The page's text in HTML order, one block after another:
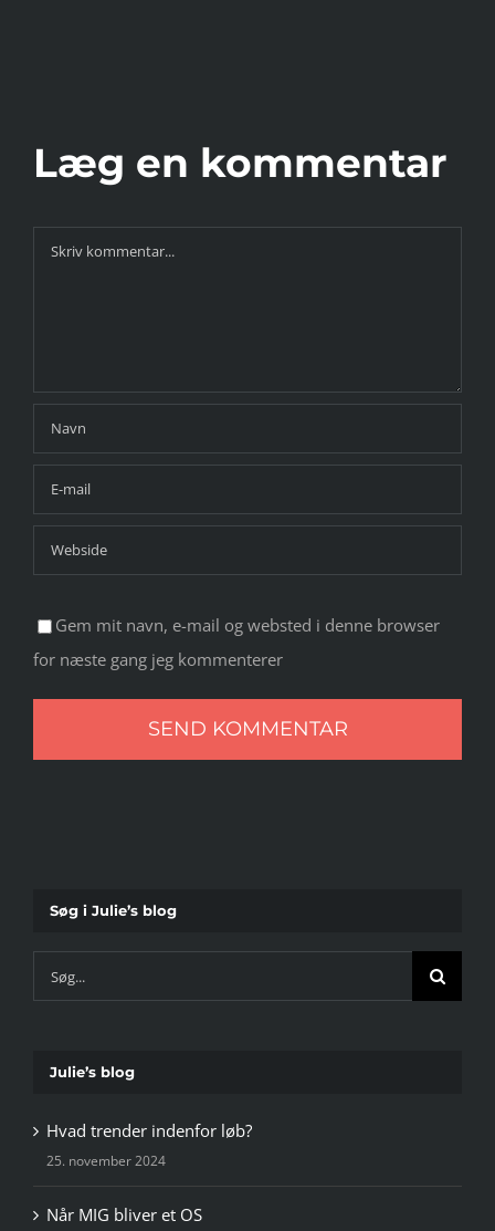
Læg en kommentar
Comment
Gem mit navn, e-mail og websted i denne browser
for næste gang jeg kommenterer
Søg i Julie’s blog
Søg
efter:
Julie’s blog
Hvad trender indenfor løb?
25. november 2024
Når MIG bliver et OS